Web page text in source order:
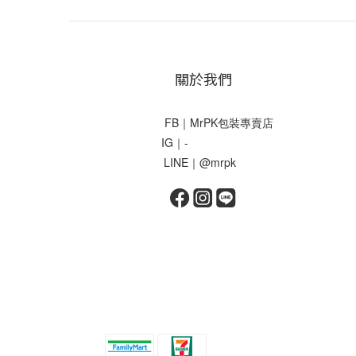
關於我們
FB｜MrPK包裝專賣店
IG｜-
LINE｜@mrpk